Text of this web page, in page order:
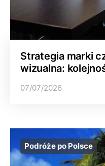
Strategia marki
wizualna:
07/07/2026
Podróże po Polsce